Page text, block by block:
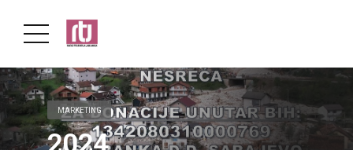
MARKETING
2024